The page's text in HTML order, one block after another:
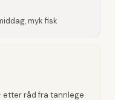
myk fisk
etter råd fra tannlege